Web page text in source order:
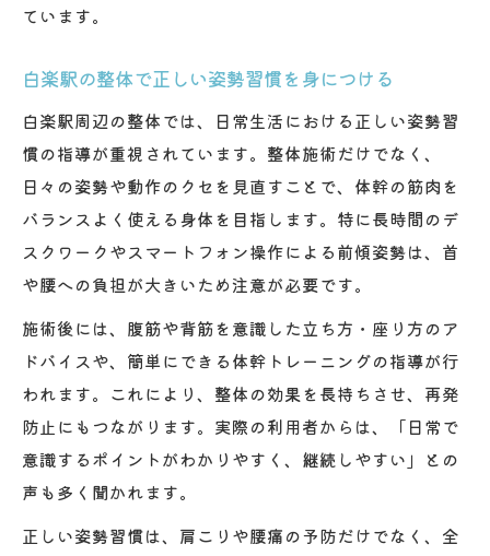
ています。
白楽駅の整体で正しい姿勢習慣を身につける
白楽駅周辺の整体では、日常生活における正しい姿勢習
慣の指導が重視されています。整体施術だけでなく、
日々の姿勢や動作のクセを見直すことで、体幹の筋肉を
バランスよく使える身体を目指します。特に長時間のデ
スクワークやスマートフォン操作による前傾姿勢は、首
や腰への負担が大きいため注意が必要です。
施術後には、腹筋や背筋を意識した立ち方・座り方のア
ドバイスや、簡単にできる体幹トレーニングの指導が行
われます。これにより、整体の効果を長持ちさせ、再発
防止にもつながります。実際の利用者からは、「日常で
意識するポイントがわかりやすく、継続しやすい」との
声も多く聞かれます。
正しい姿勢習慣は、肩こりや腰痛の予防だけでなく、全